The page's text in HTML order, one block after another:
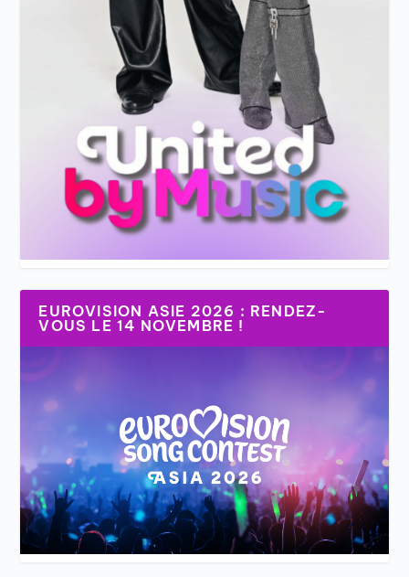
EUROVISION ASIE 2026 : RENDEZ-
VOUS LE 14 NOVEMBRE !